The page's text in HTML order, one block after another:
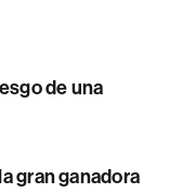
de una
gran ganadora